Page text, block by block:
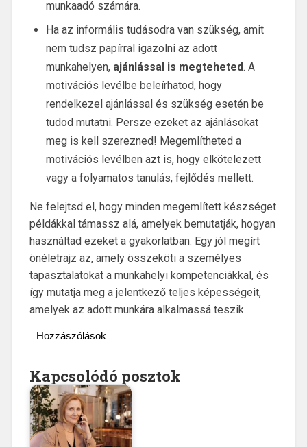
munkaadó számára.
Ha az informális tudásodra van szükség, amit
nem tudsz papírral igazolni az adott
munkahelyen,ajánlással is megteheted. A
motivációs levélbe beleírhatod, hogy
rendelkezel ajánlással és szükség esetén be
tudod mutatni. Persze ezeket az ajánlásokat
meg is kell szerezned! Megemlítheted a
motivációs levélben azt is, hogy elkötelezett
vagy a folyamatos tanulás, fejlődés mellett.
Ne felejtsd el, hogy minden megemlített készséget
példákkal támassz alá, amelyek bemutatják, hogyan
használtad ezeket a gyakorlatban. Egy jól megírt
önéletrajz az, amely összeköti a személyes
tapasztalatokat a munkahelyi kompetenciákkal, és
így mutatja meg a jelentkező teljes képességeit,
amelyek az adott munkára alkalmassá teszik.
Hozzászólások
Kapcsolódó posztok